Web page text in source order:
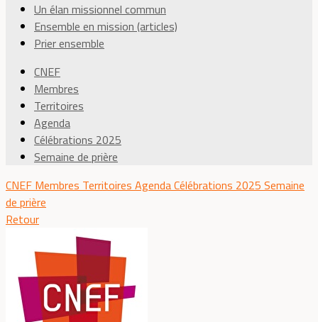
Un élan missionnel commun
Ensemble en mission (articles)
Prier ensemble
CNEF
Membres
Territoires
Agenda
Célébrations 2025
Semaine de prière
CNEF Membres Territoires AgendaCélébrations 2025 Semaine
de prière
Retour